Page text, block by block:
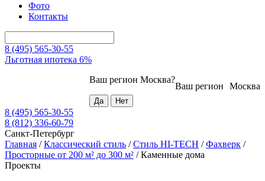
Фото
Контакты
8 (495) 565-30-55
Льготная ипотека 6%
Москва
Ваш регион
Ваш регион Москва?
8 (495) 565-30-55
8 (812) 336-60-79
Санкт-Петербург
Главная /Классический стиль /Стиль HI-TECH /Фахверк /
Просторные от 200 м² до 300 м² /Каменные дома
Проекты